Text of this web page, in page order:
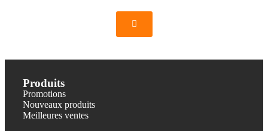
Produits
Promotions
Nouveaux produits
Meilleures ventes